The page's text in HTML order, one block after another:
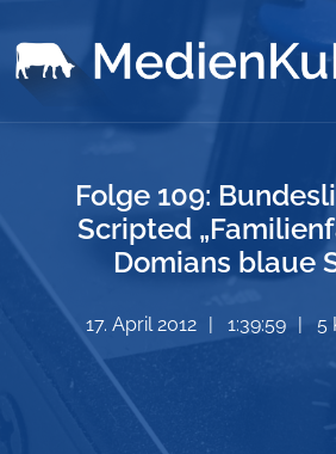
Folge 109:
Scripted
Domians blaue
17. April 2012 1:39:59 5